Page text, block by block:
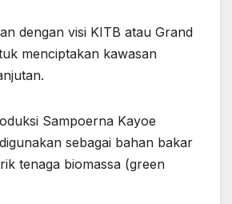
dengan visi KITB atau Grand
menciptakan kawasan
Sampoerna Kayoe
sebagai bahan bakar
tenaga biomassa (green